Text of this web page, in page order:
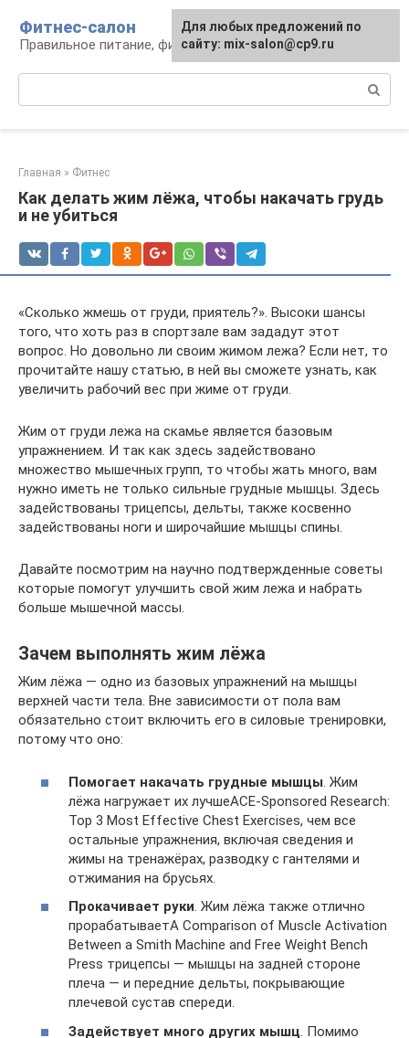
контенту
Фитнес-салон
Правильное питание, фитнес, образ жизни
Главная » Фитнес
Как делать жим лёжа, чтобы накачать грудь
и не убиться
«Сколько жмешь от груди, приятель?». Высоки шансы
того, что хоть раз в спортзале вам зададут этот
вопрос. Но довольно ли своим жимом лежа? Если нет, то
прочитайте нашу статью, в ней вы сможете узнать, как
увеличить рабочий вес при жиме от груди.
Жим от груди лежа на скамье является базовым
упражнением. И так как здесь задействовано
множество мышечных групп, то чтобы жать много, вам
нужно иметь не только сильные грудные мышцы. Здесь
задействованы трицепсы, дельты, также косвенно
задействованы ноги и широчайшие мышцы спины.
Давайте посмотрим на научно подтвержденные советы
которые помогут улучшить свой жим лежа и набрать
больше мышечной массы.
Зачем выполнять жим лёжа
Жим лёжа — одно из базовых упражнений на мышцы
верхней части тела. Вне зависимости от пола вам
обязательно стоит включить его в силовые тренировки,
потому что оно:
Помогает накачать грудные мышцы . Жим
лёжа нагружает их лучшеACE-Sponsored Research:
Top 3 Most Effective Chest Exercises, чем все
остальные упражнения, включая сведения и
жимы на тренажёрах, разводку с гантелями и
отжимания на брусьях.
Прокачивает руки. Жим лёжа также отлично
прорабатываетA Comparison of Muscle Activation
Between a Smith Machine and Free Weight Bench
Press трицепсы — мышцы на задней стороне
плеча — и передние дельты, покрывающие
плечевой сустав спереди.
Задействует много других мышц . Помимо
Для любых предложений по
сайту: mix-salon@cp9.ru